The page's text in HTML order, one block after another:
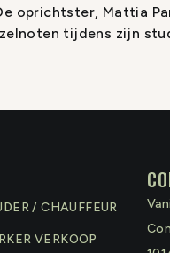
oprichtster, Mattia
tijdens zijn
over hazelnootolie
/ CHAUFFEUR
VERKOOP